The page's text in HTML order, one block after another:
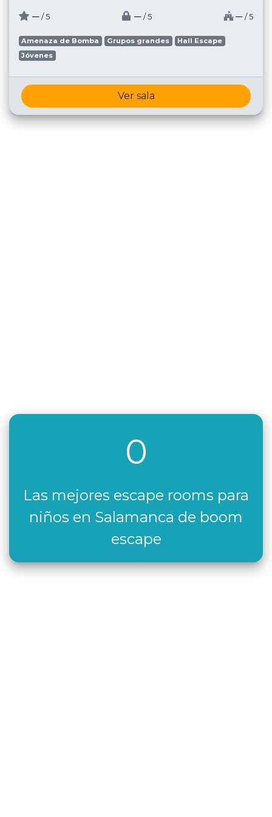
─ / 5 ─ / 5 ─ / 5
Amenaza de Bomba Grupos grandes
Hall Escape
Jóvenes
Ver sala
0
Las mejores escape rooms para
niños en Salamanca de boom
escape